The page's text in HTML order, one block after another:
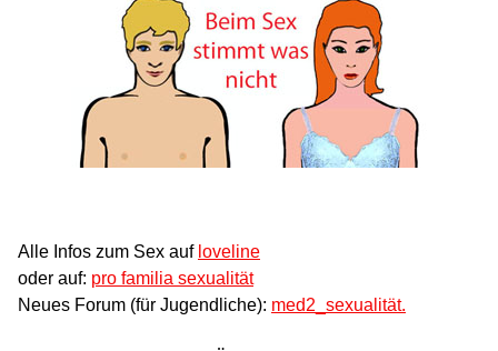
Alle Infos zum Sex auf loveline
oder auf: pro familia sexualität
Neues Forum (für Jugendliche): med2_sexualität.